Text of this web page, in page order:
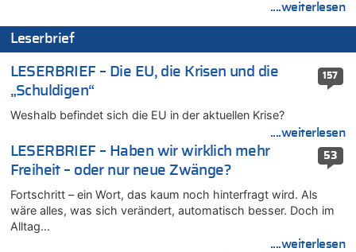
Leipzig, Mechernich und die Frage: Wer steckt hinter den
Drohnen mit Strengstoff? War es Russland?
Zwölf Jahre nach Aachener Bankraub: 70-Jähriger gefasst
08.08.2026 - 21:28 von Noah Parmentier zu
Leipzig, Mechernich und die Frage: Wer steckt hinter den
08.08.2026 - 21:11 von Mungo zu
Leipzig, Mechernich und die Frage: Wer steckt hinter den
08.08.2026 - 20:49 von Marcel Scholzen Eimerscheid zu
Leipzig, Mechernich und die Frage: Wer steckt hinter den
....weiterlesen
Leserbrief
157
LESERBRIEF – Die EU, die Krisen und die
„Schuldigen“
Weshalb befindet sich die EU in der aktuellen Krise?
....weiterlesen
53
LESERBRIEF – Haben wir wirklich mehr
Freiheit – oder nur neue Zwänge?
Fortschritt – ein Wort, das kaum noch hinterfragt wird. Als
wäre alles, was sich verändert, automatisch besser. Doch im
Alltag…
....weiterlesen